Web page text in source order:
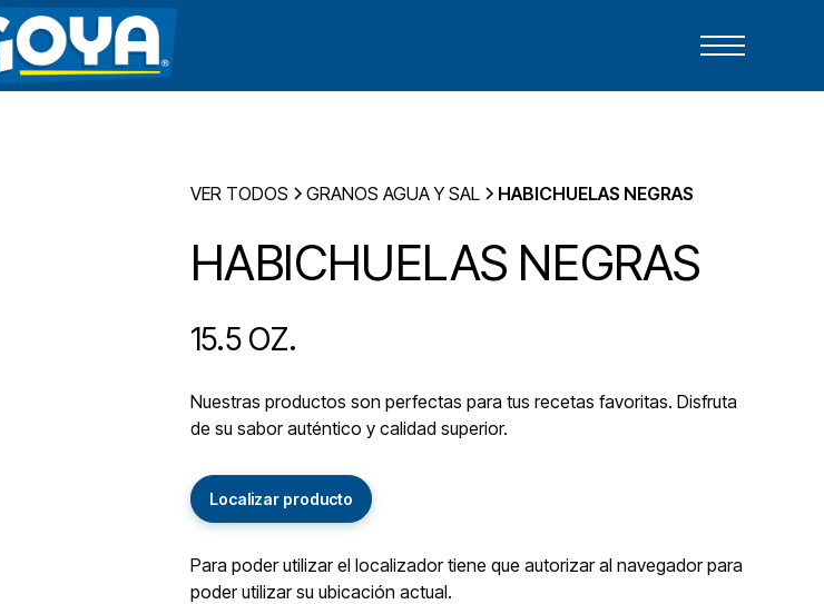
VER TODOS GRANOS AGUA Y SAL HABICHUELAS NEGRAS
HABICHUELAS NEGRAS
15.5 OZ.
Nuestras productos son perfectas para tus recetas favoritas. Disfruta
de su sabor auténtico y calidad superior.
Localizar producto
Para poder utilizar el localizador tiene que autorizar al navegador para
poder utilizar su ubicación actual.